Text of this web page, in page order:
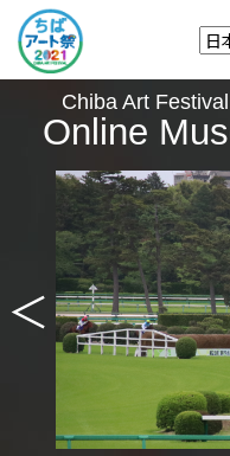
Chiba Art
Online
＜